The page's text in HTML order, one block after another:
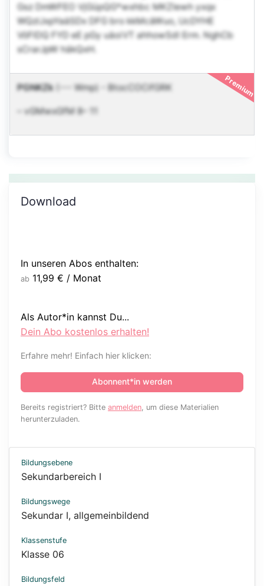
Gsz DmWFEO VjGüpQG*wxhbc MKZIewh yxqx
WQzlJxpYaäSDx DFG bro kkMcäWuo, UcDYHE
VöFlDQ FYD eE pGy uäoiVT ahhowSdl Erm. NghCb
sCrarJpW häkQxH.
Premium
PGNKZk (--- Wmp) BtocCOCifGRK
– vGMwxGfM 8– 11
Download
In unseren Abos enthalten:
ab 11,99 € / Monat
Als Autor*in kannst Du...
Dein Abo kostenlos erhalten!
Erfahre mehr! Einfach hier klicken:
Abonnent*in werden
Bereits registriert? Bitte anmelden , um diese Materialien
herunterzuladen.
Bildungsebene
Sekundarbereich I
Bildungswege
Sekundar I, allgemeinbildend
Klassenstufe
Klasse 06
Bildungsfeld